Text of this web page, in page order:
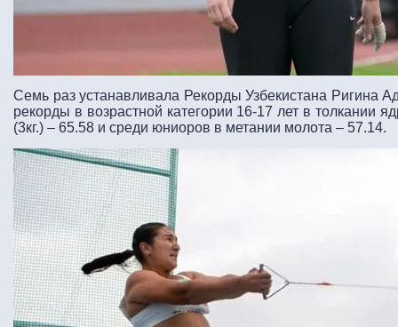
Семь раз устанавливала Рекорды Узбекистана Ригина
рекорды в возрастной категории 16-17 лет в толкании
(3кг.) – 65.58 и среди юниоров в метании молота – 57.14.